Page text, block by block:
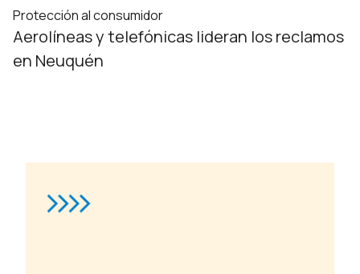
Protección al consumidor
Aerolíneas y telefónicas lideran los reclamos
en Neuquén